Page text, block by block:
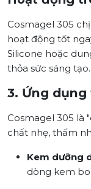
Cosmagel 305
hoạt động tốt
Silicone hoặc
thỏa sức sáng tạo.
3. Ứng
Cosmagel 305 là
chất nhẹ, thấm
Kem dưỡng
dòng kem